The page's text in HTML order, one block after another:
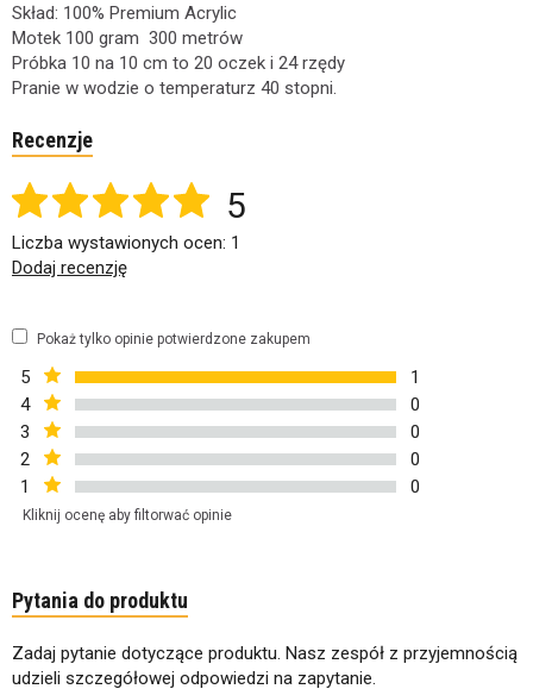
Skład: 100% Premium Acrylic
Motek 100 gram 300 metrów
Próbka 10 na 10 cm to 20 oczek i 24 rzędy
Pranie w wodzie o temperaturz 40 stopni.
Recenzje
5
Liczba wystawionych ocen: 1
Dodaj recenzję
Pokaż tylko opinie potwierdzone zakupem
5
1
4
0
3
0
2
0
1
0
Kliknij ocenę aby filtorwać opinie
Pytania do produktu
Zadaj pytanie dotyczące produktu. Nasz zespół z przyjemnością
udzieli szczegółowej odpowiedzi na zapytanie.